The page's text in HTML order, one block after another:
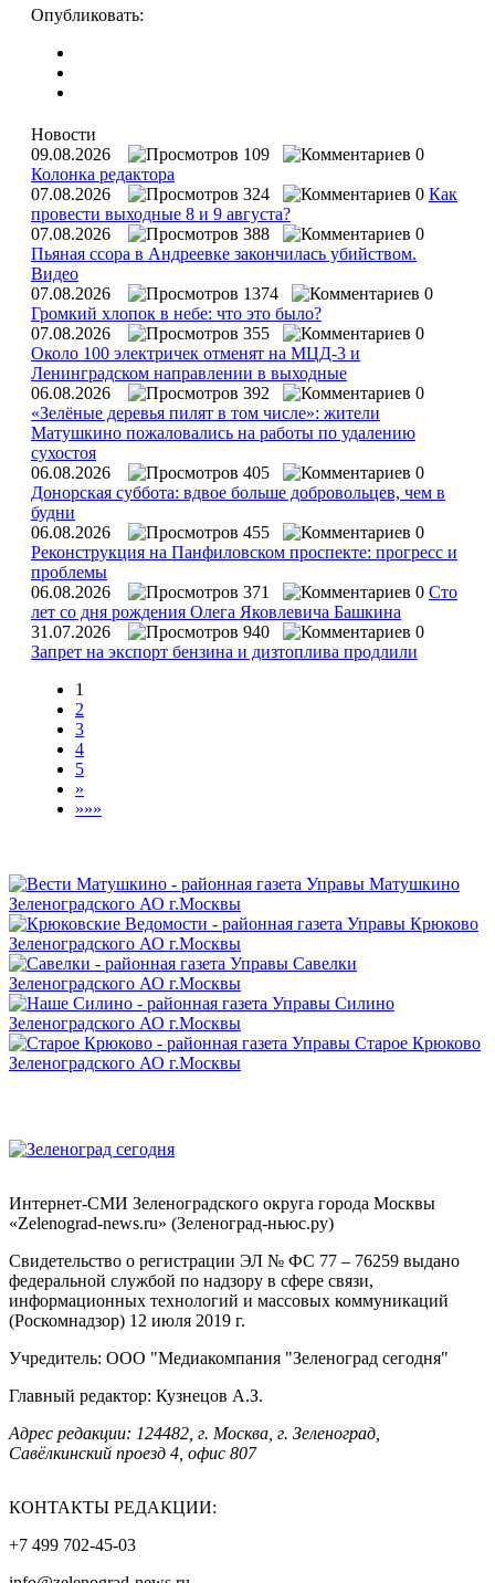
Опубликовать:
Новости
09.08.2026
109
0
Колонка редактора
07.08.2026
324 0 Как
провести выходные 8 и 9 августа?
07.08.2026
388
0
Пьяная ссора в Андреевке закончилась убийством.
Видео
07.08.2026
1374
0
Громкий хлопок в небе: что это было?
07.08.2026
355
0
Около 100 электричек отменят на МЦД-3 и
Ленинградском направлении в выходные
06.08.2026
392
0
«Зелёные деревья пилят в том числе»: жители
Матушкино пожаловались на работы по удалению
сухостоя
06.08.2026
405
0
Донорская суббота: вдвое больше добровольцев, чем в
будни
06.08.2026
455
0
Реконструкция на Панфиловском проспекте: прогресс и
проблемы
06.08.2026
371 0 Сто
лет со дня рождения Олега Яковлевича Башкина
31.07.2026
940
0
Запрет на экспорт бензина и дизтоплива продлили
1
2
3
4
5
»
»»»
Интернет-СМИ Зеленоградского округа города Москвы
«Zelenograd-news.ru» (Зеленоград-ньюс.ру)
Свидетельство о регистрации ЭЛ № ФС 77 – 76259 выдано
федеральной службой по надзору в сфере связи,
информационных технологий и массовых коммуникаций
(Роскомнадзор) 12 июля 2019 г.
Учредитель: ООО "Медиакомпания "Зеленоград сегодня"
Главный редактор: Кузнецов А.З.
Адрес редакции: 124482, г. Москва, г. Зеленоград,
Савёлкинский проезд 4, офис 807
КОНТАКТЫ РЕДАКЦИИ:
+7 499 702-45-03